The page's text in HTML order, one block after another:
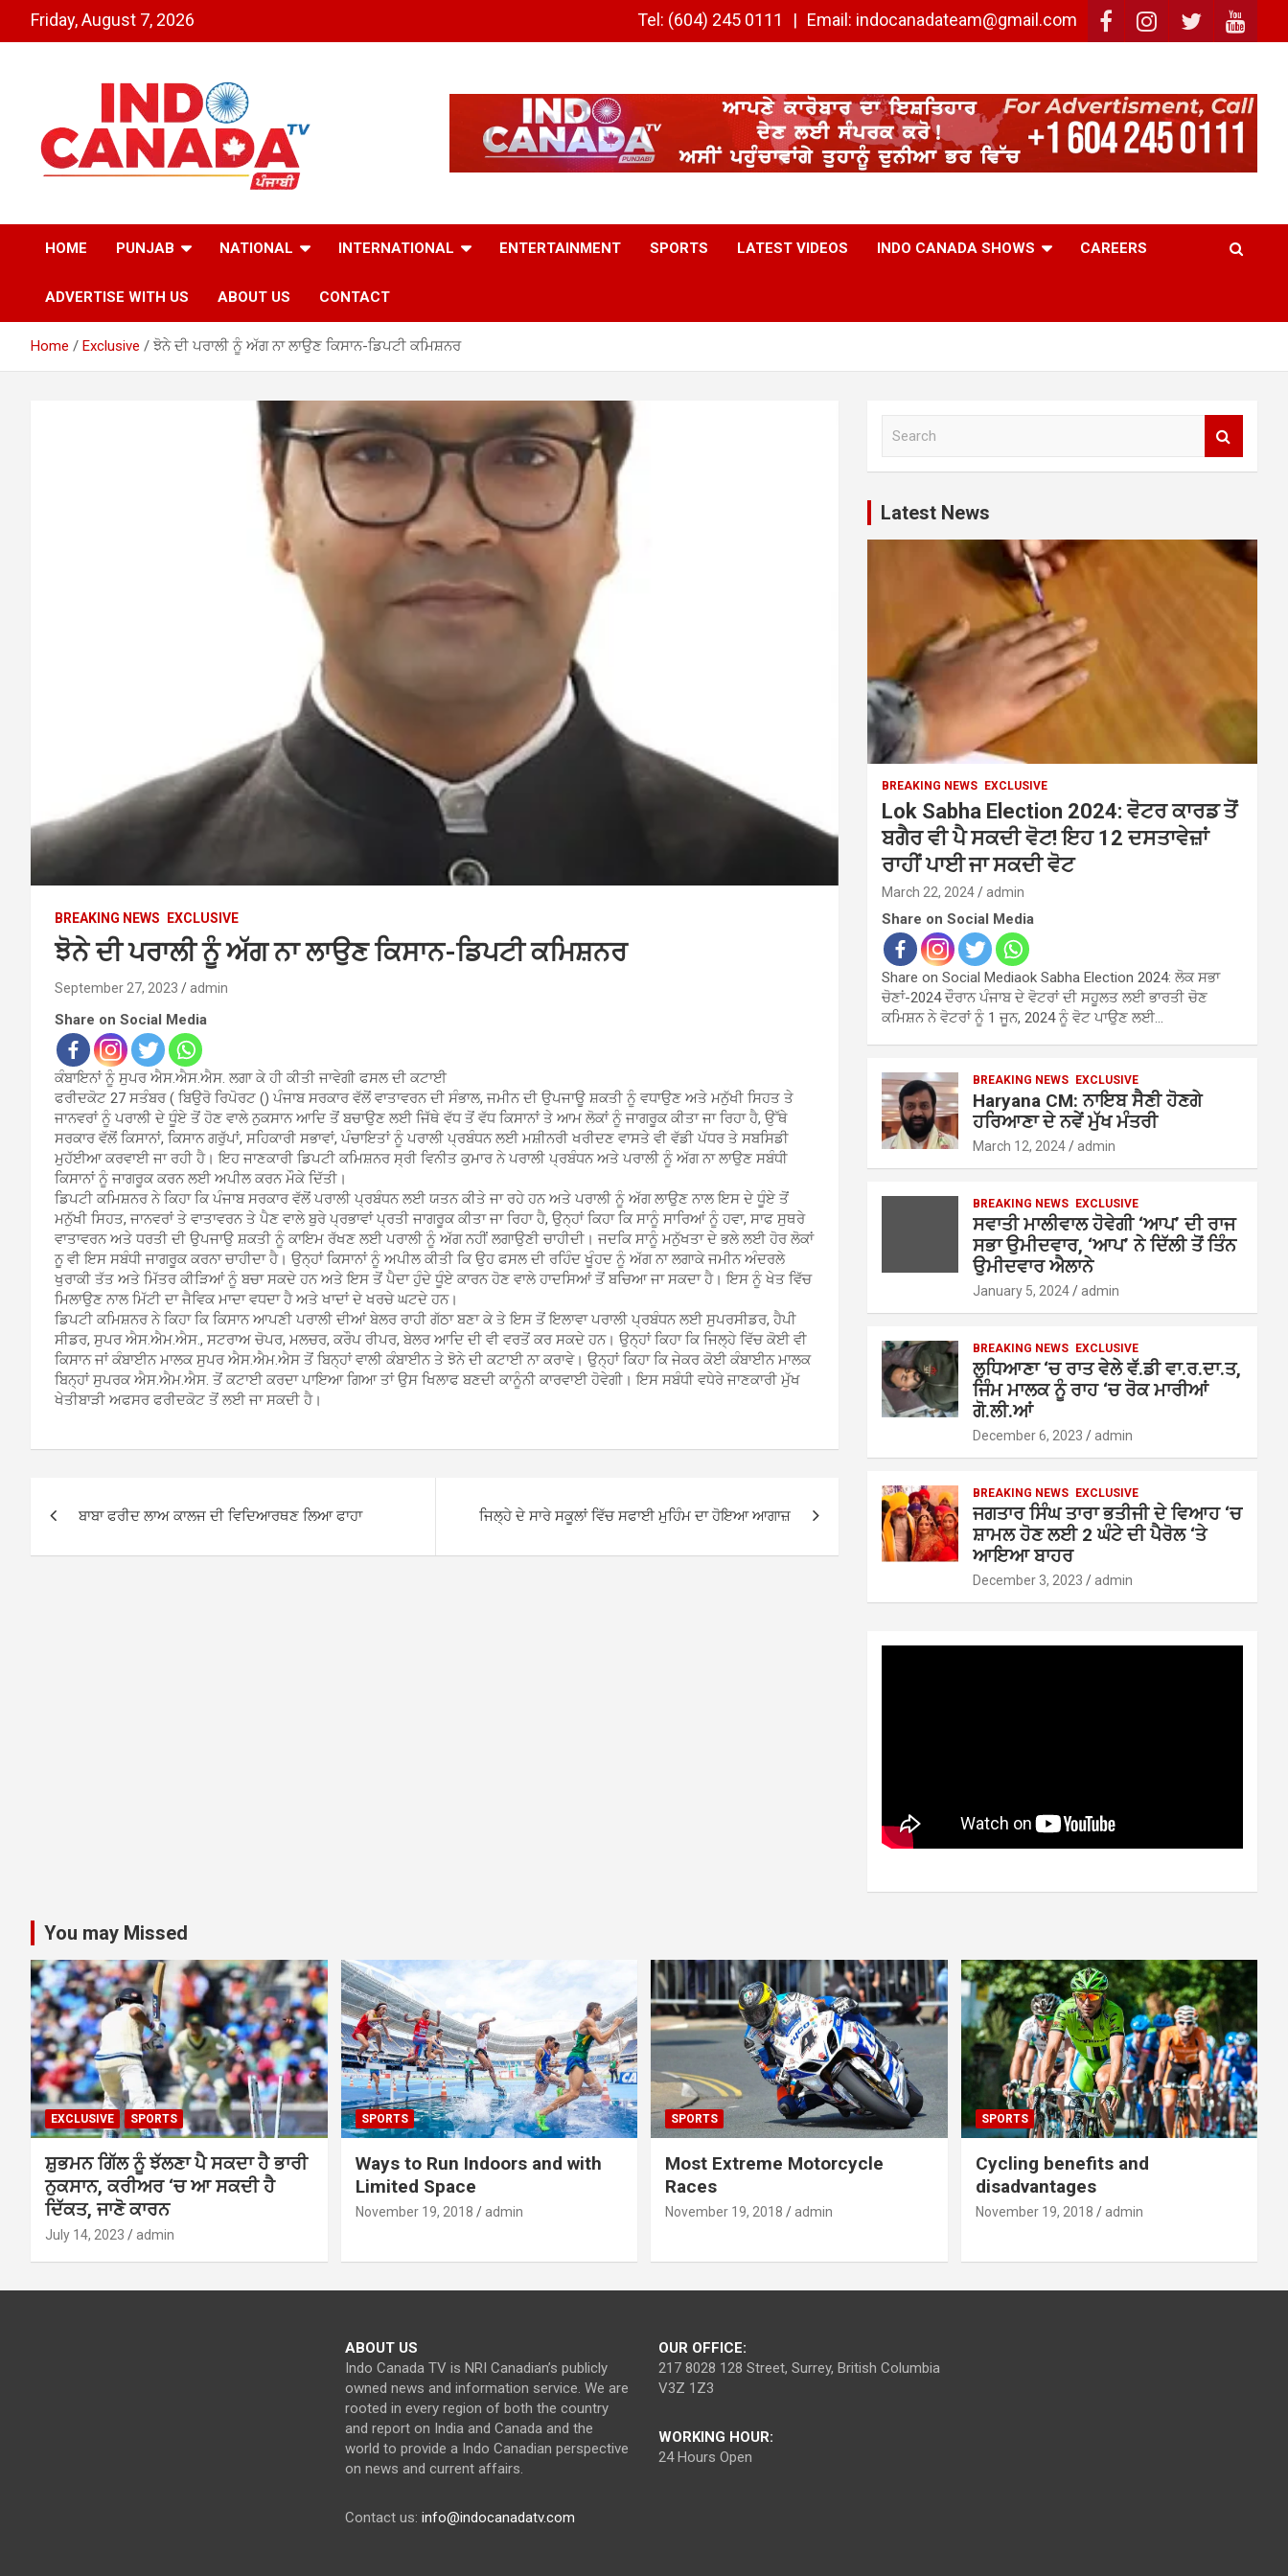
Friday, August 7, 2026 Tel: (604) 245 0111 Email: indocanadateam@gmail.com
Indo Canada TV – The
Canada News Channel
HOME PUNJAB NATIONAL INTERNATIONAL ENTERTAINMENT SPORTS LATEST VIDEOS INDO CANADA SHOWS CAREERS
ADVERTISE WITH US ABOUT US CONTACT
Home Exclusive ਝੋਨੇ ਦੀ ਪਰਾਲੀ ਨੂੰ ਅੱਗ ਨਾ ਲਾਉਣ ਕਿਸਾਨ-ਡਿਪਟੀ ਕਮਿਸ਼ਨਰ
BREAKING NEWS EXCLUSIVE
ਝੋਨੇ ਦੀ ਪਰਾਲੀ ਨੂੰ ਅੱਗ ਨਾ ਲਾਉਣ ਕਿਸਾਨ-ਡਿਪਟੀ ਕਮਿਸ਼ਨਰ
September 27, 2023 admin
Share on Social Media
ਕੰਬਾਇਨਾਂ ਨੂੰ ਸੁਪਰ ਐਸ.ਐਸ.ਐਸ. ਲਗਾ ਕੇ ਹੀ ਕੀਤੀ ਜਾਵੇਗੀ ਫਸਲ ਦੀ ਕਟਾਈ
ਫਰੀਦਕੋਟ 27 ਸਤੰਬਰ ( ਬਿਉਰੋ ਰਿਪੋਰਟ () ਪੰਜਾਬ ਸਰਕਾਰ ਵੱਲੋਂ ਵਾਤਾਵਰਨ ਦੀ ਸੰਭਾਲ, ਜਮੀਨ ਦੀ ਉਪਜਾਊ ਸ਼ਕਤੀ ਨੂੰ ਵਧਾਉਣ ਅਤੇ ਮਨੁੱਖੀ ਸਿਹਤ ਤੇ
ਜਾਨਵਰਾਂ ਨੂੰ ਪਰਾਲੀ ਦੇ ਧੂੰਏ ਤੋਂ ਹੋਣ ਵਾਲੇ ਨੁਕਸਾਨ ਆਦਿ ਤੋਂ ਬਚਾਉਣ ਲਈ ਜਿੱਥੇ ਵੱਧ ਤੋਂ ਵੱਧ ਕਿਸਾਨਾਂ ਤੇ ਆਮ ਲੋਕਾਂ ਨੂੰ ਜਾਗਰੂਕ ਕੀਤਾ ਜਾ ਰਿਹਾ ਹੈ, ਉੱਥੇ
ਸਰਕਾਰ ਵੱਲੋਂ ਕਿਸਾਨਾਂ, ਕਿਸਾਨ ਗਰੁੱਪਾਂ, ਸਹਿਕਾਰੀ ਸਭਾਵਾਂ, ਪੰਚਾਇਤਾਂ ਨੂੰ ਪਰਾਲੀ ਪ੍ਰਬੰਧਨ ਲਈ ਮਸ਼ੀਨਰੀ ਖਰੀਦਣ ਵਾਸਤੇ ਵੀ ਵੱਡੀ ਪੱਧਰ ਤੇ ਸਬਸਿਡੀ
ਮੁਹੱਈਆ ਕਰਵਾਈ ਜਾ ਰਹੀ ਹੈ। ਇਹ ਜਾਣਕਾਰੀ ਡਿਪਟੀ ਕਮਿਸ਼ਨਰ ਸ੍ਰੀ ਵਿਨੀਤ ਕੁਮਾਰ ਨੇ ਪਰਾਲੀ ਪ੍ਰਬੰਧਨ ਅਤੇ ਪਰਾਲੀ ਨੂੰ ਅੱਗ ਨਾ ਲਾਉਣ ਸਬੰਧੀ
ਕਿਸਾਨਾਂ ਨੂੰ ਜਾਗਰੂਕ ਕਰਨ ਲਈ ਅਪੀਲ ਕਰਨ ਮੌਕੇ ਦਿੱਤੀ।
ਡਿਪਟੀ ਕਮਿਸ਼ਨਰ ਨੇ ਕਿਹਾ ਕਿ ਪੰਜਾਬ ਸਰਕਾਰ ਵੱਲੋਂ ਪਰਾਲੀ ਪ੍ਰਬੰਧਨ ਲਈ ਯਤਨ ਕੀਤੇ ਜਾ ਰਹੇ ਹਨ ਅਤੇ ਪਰਾਲੀ ਨੂੰ ਅੱਗ ਲਾਉਣ ਨਾਲ ਇਸ ਦੇ ਧੂੰਏ ਤੋਂ
ਮਨੁੱਖੀ ਸਿਹਤ, ਜਾਨਵਰਾਂ ਤੇ ਵਾਤਾਵਰਨ ਤੇ ਪੈਣ ਵਾਲੇ ਬੁਰੇ ਪ੍ਰਭਾਵਾਂ ਪ੍ਰਤੀ ਜਾਗਰੂਕ ਕੀਤਾ ਜਾ ਰਿਹਾ ਹੈ, ਉਨ੍ਹਾਂ ਕਿਹਾ ਕਿ ਸਾਨੂੰ ਸਾਰਿਆਂ ਨੂੰ ਹਵਾ, ਸਾਫ ਸੁਥਰੇ
ਵਾਤਾਵਰਨ ਅਤੇ ਧਰਤੀ ਦੀ ਉਪਜਾਉ ਸ਼ਕਤੀ ਨੂੰ ਕਾਇਮ ਰੱਖਣ ਲਈ ਪਰਾਲੀ ਨੂੰ ਅੱਗ ਨਹੀਂ ਲਗਾਉਣੀ ਚਾਹੀਦੀ। ਜਦਕਿ ਸਾਨੂੰ ਮਨੁੱਖਤਾ ਦੇ ਭਲੇ ਲਈ ਹੋਰ ਲੋਕਾਂ
ਨੂ ਵੀ ਇਸ ਸਬੰਧੀ ਜਾਗਰੂਕ ਕਰਨਾ ਚਾਹੀਦਾ ਹੈ। ਉਨ੍ਹਾਂ ਕਿਸਾਨਾਂ ਨੂੰ ਅਪੀਲ ਕੀਤੀ ਕਿ ਉਹ ਫਸਲ ਦੀ ਰਹਿੰਦ ਖੂੰਹਦ ਨੂੰ ਅੱਗ ਨਾ ਲਗਾਕੇ ਜਮੀਨ ਅੰਦਰਲੇ
ਖੁਰਾਕੀ ਤੱਤ ਅਤੇ ਮਿੱਤਰ ਕੀੜਿਆਂ ਨੂੰ ਬਚਾ ਸਕਦੇ ਹਨ ਅਤੇ ਇਸ ਤੋਂ ਪੈਦਾ ਹੁੰਦੇ ਧੂੰਏ ਕਾਰਨ ਹੋਣ ਵਾਲੇ ਹਾਦਸਿਆਂ ਤੋਂ ਬਚਿਆ ਜਾ ਸਕਦਾ ਹੈ। ਇਸ ਨੂੰ ਖੇਤ ਵਿੱਚ
ਮਿਲਾਉਣ ਨਾਲ ਮਿੱਟੀ ਦਾ ਜੈਵਿਕ ਮਾਦਾ ਵਧਦਾ ਹੈ ਅਤੇ ਖਾਦਾਂ ਦੇ ਖਰਚੇ ਘਟਦੇ ਹਨ।
ਡਿਪਟੀ ਕਮਿਸ਼ਨਰ ਨੇ ਕਿਹਾ ਕਿ ਕਿਸਾਨ ਆਪਣੀ ਪਰਾਲੀ ਦੀਆਂ ਬੇਲਰ ਰਾਹੀ ਗੱਠਾ ਬਣਾ ਕੇ ਤੇ ਇਸ ਤੋਂ ਇਲਾਵਾ ਪਰਾਲੀ ਪ੍ਰਬੰਧਨ ਲਈ ਸੁਪਰਸੀਡਰ, ਹੈਪੀ
ਸੀਡਰ, ਸੁਪਰ ਐਸ.ਐਮ.ਐਸ., ਸਟਰਾਅ ਚੋਪਰ, ਮਲਚਰ, ਕਰੌਪ ਰੀਪਰ, ਬੇਲਰ ਆਦਿ ਦੀ ਵੀ ਵਰਤੋਂ ਕਰ ਸਕਦੇ ਹਨ। ਉਨ੍ਹਾਂ ਕਿਹਾ ਕਿ ਜਿਲ੍ਹੇ ਵਿੱਚ ਕੋਈ ਵੀ
ਕਿਸਾਨ ਜਾਂ ਕੰਬਾਈਨ ਮਾਲਕ ਸੁਪਰ ਐਸ.ਐਮ.ਐਸ ਤੋਂ ਬਿਨ੍ਹਾਂ ਵਾਲੀ ਕੰਬਾਈਨ ਤੇ ਝੋਨੇ ਦੀ ਕਟਾਈ ਨਾ ਕਰਾਵੇ। ਉਨ੍ਹਾਂ ਕਿਹਾ ਕਿ ਜੇਕਰ ਕੋਈ ਕੰਬਾਈਨ ਮਾਲਕ
ਬਿਨ੍ਹਾਂ ਸੁਪਰਕ ਐਸ.ਐਮ.ਐਸ. ਤੋਂ ਕਟਾਈ ਕਰਦਾ ਪਾਇਆ ਗਿਆ ਤਾਂ ਉਸ ਖਿਲਾਫ ਬਣਦੀ ਕਾਨੂੰਨੀ ਕਾਰਵਾਈ ਹੋਵੇਗੀ। ਇਸ ਸਬੰਧੀ ਵਧੇਰੇ ਜਾਣਕਾਰੀ ਮੁੱਖ
ਖੇਤੀਬਾੜੀ ਅਫਸਰ ਫਰੀਦਕੋਟ ਤੋਂ ਲਈ ਜਾ ਸਕਦੀ ਹੈ।
ਬਾਬਾ ਫਰੀਦ ਲਾਅ ਕਾਲਜ ਦੀ ਵਿਦਿਆਰਥਣ ਲਿਆ ਫਾਹਾ ਜਿਲ੍ਹੇ ਦੇ ਸਾਰੇ ਸਕੂਲਾਂ ਵਿੱਚ ਸਫਾਈ ਮੁਹਿੰਮ ਦਾ ਹੋਇਆ ਆਗਾਜ਼
c
h
Latest News
BREAKING NEWS EXCLUSIVE
Lok Sabha Election 2024: ਵੋਟਰ ਕਾਰਡ ਤੋਂ
ਬਗੈਰ ਵੀ ਪੈ ਸਕਦੀ ਵੋਟ! ਇਹ 12 ਦਸਤਾਵੇਜ਼ਾਂ
ਰਾਹੀਂ ਪਾਈ ਜਾ ਸਕਦੀ ਵੋਟ
March 22, 2024 admin
Share on Social Media
Share on Social Mediaok Sabha Election 2024: ਲੋਕ ਸਭਾ
ਚੋਣਾਂ-2024 ਦੌਰਾਨ ਪੰਜਾਬ ਦੇ ਵੋਟਰਾਂ ਦੀ ਸਹੂਲਤ ਲਈ ਭਾਰਤੀ ਚੋਣ
ਕਮਿਸ਼ਨ ਨੇ ਵੋਟਰਾਂ ਨੂੰ 1 ਜੂਨ, 2024 ਨੂੰ ਵੋਟ ਪਾਉਣ ਲਈ…
BREAKING NEWS EXCLUSIVE
Haryana CM: ਨਾਇਬ ਸੈਣੀ ਹੋਣਗੇ
ਹਰਿਆਣਾ ਦੇ ਨਵੇਂ ਮੁੱਖ ਮੰਤਰੀ
March 12, 2024 admin
BREAKING NEWS EXCLUSIVE
ਸਵਾਤੀ ਮਾਲੀਵਾਲ ਹੋਵੇਗੀ ‘ਆਪ’ ਦੀ ਰਾਜ
ਸਭਾ ਉਮੀਦਵਾਰ, ‘ਆਪ’ ਨੇ ਦਿੱਲੀ ਤੋਂ ਤਿੰਨ
ਉਮੀਦਵਾਰ ਐਲਾਨੇ
January 5, 2024 admin
BREAKING NEWS EXCLUSIVE
ਲੁਧਿਆਣਾ ‘ਚ ਰਾਤ ਵੇਲੇ ਵੱ.ਡੀ ਵਾ.ਰ.ਦਾ.ਤ,
ਜਿੰਮ ਮਾਲਕ ਨੂੰ ਰਾਹ ‘ਚ ਰੋਕ ਮਾਰੀਆਂ
ਗੋ.ਲੀ.ਆਂ
December 6, 2023 admin
BREAKING NEWS EXCLUSIVE
ਜਗਤਾਰ ਸਿੰਘ ਤਾਰਾ ਭਤੀਜੀ ਦੇ ਵਿਆਹ ‘ਚ
ਸ਼ਾਮਲ ਹੋਣ ਲਈ 2 ਘੰਟੇ ਦੀ ਪੈਰੋਲ ‘ਤੇ
ਆਇਆ ਬਾਹਰ
December 3, 2023 admin
You may Missed
EXCLUSIVE SPORTS
ਸ਼ੁਭਮਨ ਗਿੱਲ ਨੂੰ ਝੱਲਣਾ ਪੈ ਸਕਦਾ ਹੈ ਭਾਰੀ
ਨੁਕਸਾਨ, ਕਰੀਅਰ ‘ਚ ਆ ਸਕਦੀ ਹੈ
ਦਿੱਕਤ, ਜਾਣੋ ਕਾਰਨ
July 14, 2023 admin
SPORTS
Ways to Run Indoors and with
Limited Space
November 19, 2018 admin
SPORTS
Most Extreme Motorcycle
Races
November 19, 2018 admin
SPORTS
Cycling benefits and
disadvantages
November 19, 2018 admin
ABOUT US
Indo Canada TV is NRI Canadian’s publicly
owned news and information service. We are
rooted in every region of both the country
and report on India and Canada and the
world to provide a Indo Canadian perspective
on news and current affairs.
Contact us: info@indocanadatv.com
OUR OFFICE:
217 8028 128 Street, Surrey, British Columbia
V3Z 1Z3
WORKING HOUR:
24 Hours Open